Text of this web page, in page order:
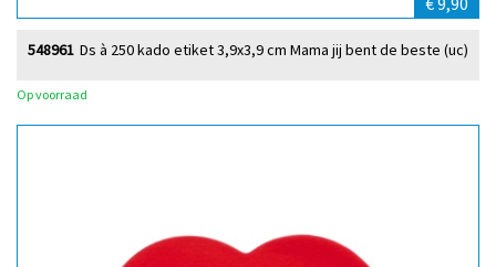
Ds à 250 kado etiket 3,9x3,9 cm Mama jij bent de beste (uc)
548961
Op voorraad